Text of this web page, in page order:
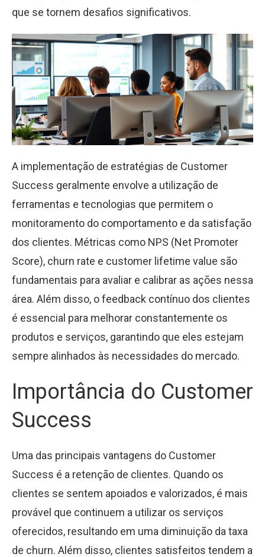
que se tornem desafios significativos.
A implementação de estratégias de Customer
Success geralmente envolve a utilização de
ferramentas e tecnologias que permitem o
monitoramento do comportamento e da satisfação
dos clientes. Métricas como NPS (Net Promoter
Score), churn rate e customer lifetime value são
fundamentais para avaliar e calibrar as ações nessa
área. Além disso, o feedback contínuo dos clientes
é essencial para melhorar constantemente os
produtos e serviços, garantindo que eles estejam
sempre alinhados às necessidades do mercado.
Importância do Customer
Success
Uma das principais vantagens do Customer
Success é a retenção de clientes. Quando os
clientes se sentem apoiados e valorizados, é mais
provável que continuem a utilizar os serviços
oferecidos, resultando em uma diminuição da taxa
de churn. Além disso, clientes satisfeitos tendem a